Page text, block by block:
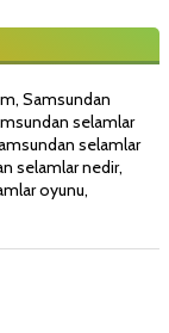
Samsundan
selamlar
selamlar
selamlar nedir,
oyunu,